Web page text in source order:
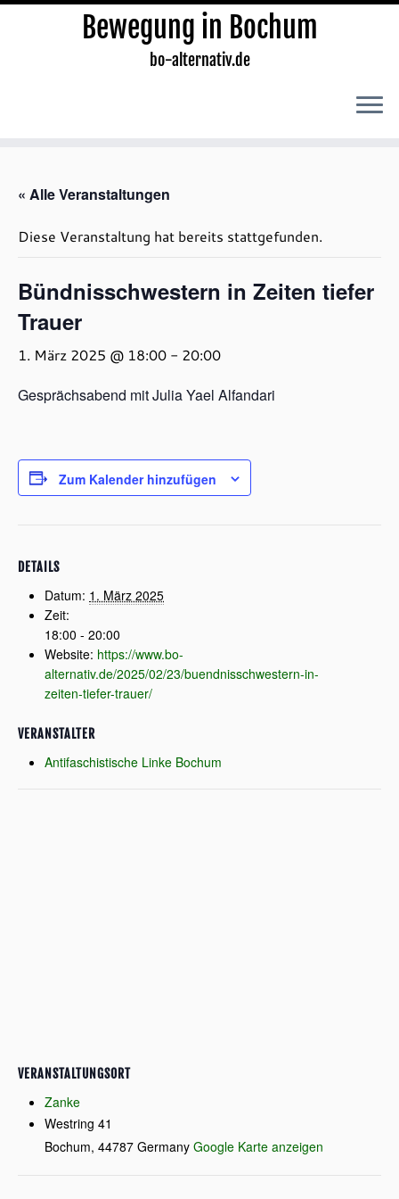
springen
Bewegung in Bochum
bo-alternativ.de
« Alle Veranstaltungen
Diese Veranstaltung hat bereits stattgefunden.
Bündnisschwestern in Zeiten tiefer
Trauer
1. März 2025 @ 18:00 - 20:00
Gesprächsabend mit Julia Yael Alfandari
Zum Kalender hinzufügen
DETAILS
Datum: 1. März 2025
Zeit:
18:00 - 20:00
Website: https://www.bo-
alternativ.de/2025/02/23/buendnisschwestern-in-
zeiten-tiefer-trauer/
VERANSTALTER
Antifaschistische Linke Bochum
VERANSTALTUNGSORT
Zanke
Westring 41
Bochum, 44787 Germany Google Karte anzeigen